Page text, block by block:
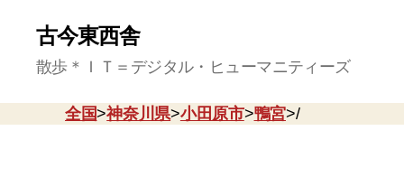
古今東西舎
散歩＊ＩＴ＝デジタル・ヒューマニティーズ
全国>神奈川県>小田原市>鴨宮>/